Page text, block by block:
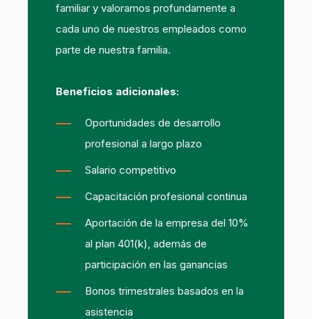
familiar y valoramos profundamente a
cada uno de nuestros empleados como
parte de nuestra familia.
Beneficios adicionales:
Oportunidades de desarrollo
profesional a largo plazo
Salario competitivo
Capacitación profesional continua
Aportación de la empresa del 10%
al plan 401(k), además de
participación en las ganancias
Bonos trimestrales basados en la
asistencia